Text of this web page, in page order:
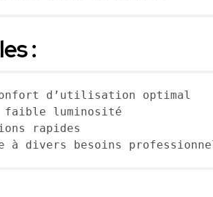
:
d’utilisation optimal
faible luminosité
rapides
à divers besoins